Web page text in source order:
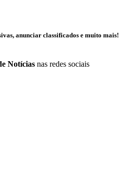
anunciar classificados e muito mais!
Notícias nas redes sociais